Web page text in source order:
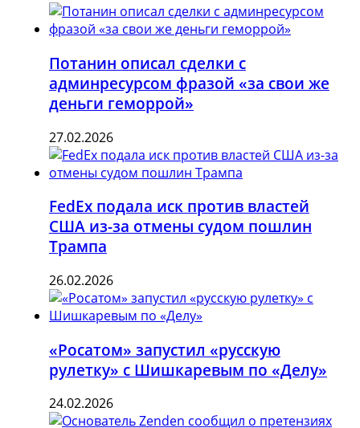
Потанин описал сделки с
админресурсом фразой «за свои же
деньги геморрой»
27.02.2026
FedEx подала иск против властей
США из-за отмены судом пошлин
Трампа
26.02.2026
«Росатом» запустил «русскую
рулетку» с Шишкаревым по «Делу»
24.02.2026